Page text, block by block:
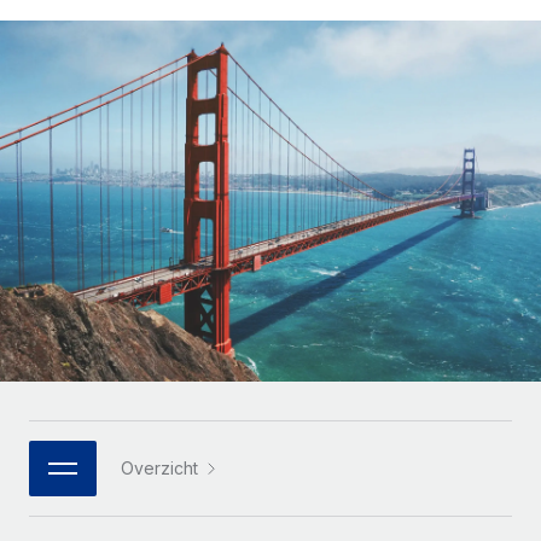
Ingewikkelde HR-taken eenvoudig uitbesteden
INFRASTRUCTUUR
Remote Embedded
HR naadloos in workflows integreren
Platform
Ingebouwde essentiële HR-functies voor je team
Verbinden
Nieuw
Integraties
Processen stroomlijnen met essentiële zakelijke tools
Start-ups
Flexibele global HR en payroll solutions voor groeiende
bedrijven
Mid-market
Teams uitbreiden met HR solutions op maat
Enterprise
Global HR voor grote bedrijven
Strategische technologiepartners
Integreer global HR flexibel in je platform
Een partner worden
Betalingscalculator voor zzp'ers
Ontdek valuta-opties en betaalsnelheden voor
internationale zzp'ers
LEREN MET REMOTE
Onderzoek en gidsen
Casestudy's
HR-woordenlijst
Checklists en templates
Webinars
Evenementen
Français
Deutsch
Español
Italiano
Português (Portugal)
中文（简体）
Inloggen
Overzicht